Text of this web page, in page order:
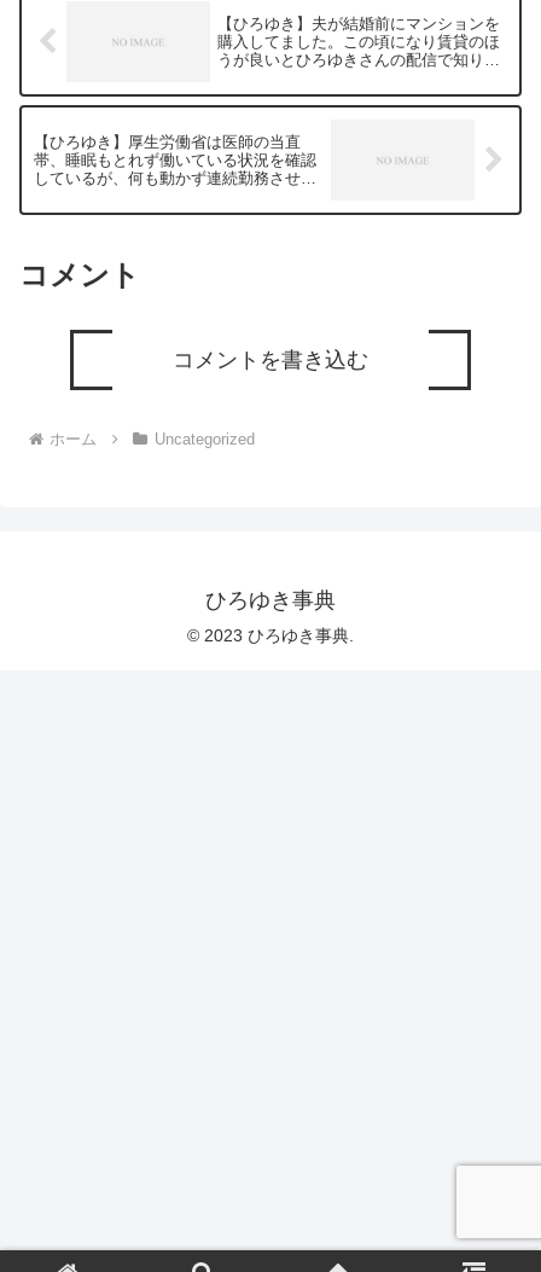
をよろしくお願いします。
損にも侮辱罪にもなるはずない発言のに
不思議ですねー。 鬱憤たまってる人は誹
謗中傷せずに、私の様に人や物を褒めて
どう思いますか？元動画：社会的成功者
がら 2024/03/26 M20
https://www.youtube.com/watch?
v=mq6lH4pQ__4****************************
ドしていきますので、使いやすいと感じ
て頂けたら、いいね！やチャンネル登録
をよろしくお願いします。
【ひろゆき】夫が結婚前にマンションを
購入してました。この頃になり賃貸のほ
うが良いとひろゆきさんの配信で知りま
か。ー ひろゆき切り抜き 20240310
【ひろゆき】厚生労働省は医師の当直
帯、睡眠もとれず働いている状況を確認
しているが、何も動かず連続勤務させて
ろゆき切り抜き 20240310
コメント
コメントを書き込む
ホーム Uncategorized
ひろゆき事典
© 2023 ひろゆき事典.